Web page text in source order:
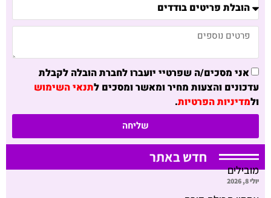
אני מסכים/ה שפרטיי יועברו לחברת הובלה לקבלת
עדכונים והצעות מחיר ומאשר ומסכים לתנאי השימוש
ולמדיניות הפרטיות.
שליחה
חדש באתר
מובילים
יולי 8, 2026